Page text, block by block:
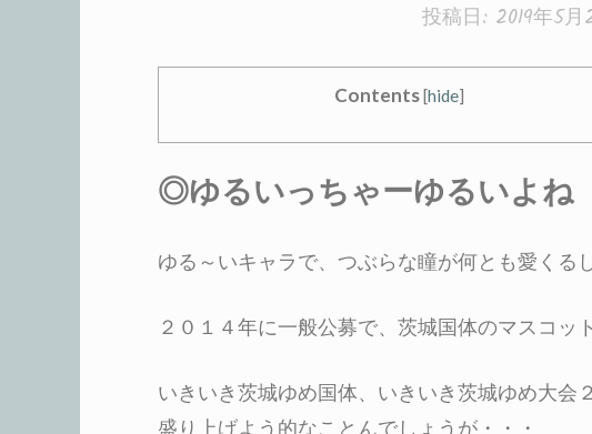
投稿日: 2019年5月
Contents[hide]
◎ゆるいっちゃーゆるいよね
ゆる～いキャラで、つぶらな瞳が何とも愛くる
２０１４年に一般公募で、茨城国体のマスコッ
いきいき茨城ゆめ国体、いきいき茨城ゆめ大会
盛り上げよう的なことんでしょうが・・・